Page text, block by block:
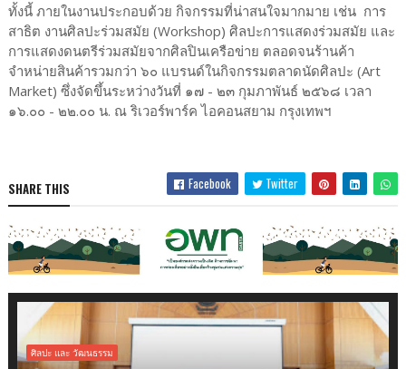
ทั้งนี้ ภายในงานประกอบด้วย กิจกรรมที่น่าสนใจมากมาย เช่น การ
สาธิต งานศิลปะร่วมสมัย (Workshop) ศิลปะการแสดงร่วมสมัย และ
การแสดงดนตรีร่วมสมัยจากศิลปินเครือข่าย ตลอดจนร้านค้า
จำหน่ายสินค้ารวมกว่า ๖๐ แบรนด์ในกิจกรรมตลาดนัดศิลปะ (Art
Market) ซึ่งจัดขึ้นระหว่างวันที่ ๑๗ - ๒๓ กุมภาพันธ์ ๒๕๖๘ เวลา
๑๖.๐๐ - ๒๒.๐๐ น. ณ ริเวอร์พาร์ค ไอคอนสยาม กรุงเทพฯ
SHARE THIS Facebook Twitter
ศิลปะ และ วัฒนธรรม